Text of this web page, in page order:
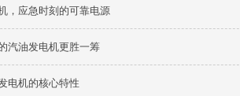
，应急时刻的可靠电源
汽油发电机更胜一筹
电机的核心特性